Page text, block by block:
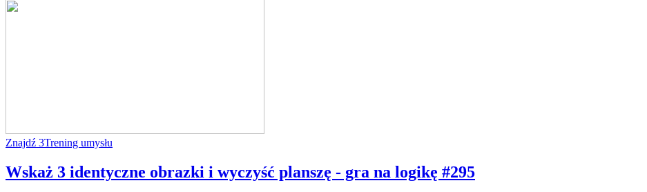
Znajdź 3Trening umysłu
Wskaż 3 identyczne obrazki i wyczyść planszę - gra na logikę #295